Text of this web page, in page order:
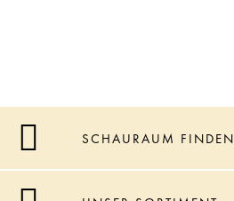
SCHAURAUM FINDEN